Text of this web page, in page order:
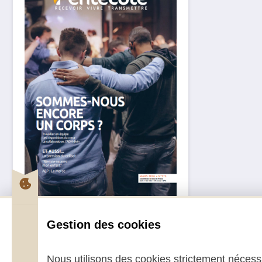
2,70€ – 5,00€
Gestion des cookies
Nous utilisons des cookies strictement